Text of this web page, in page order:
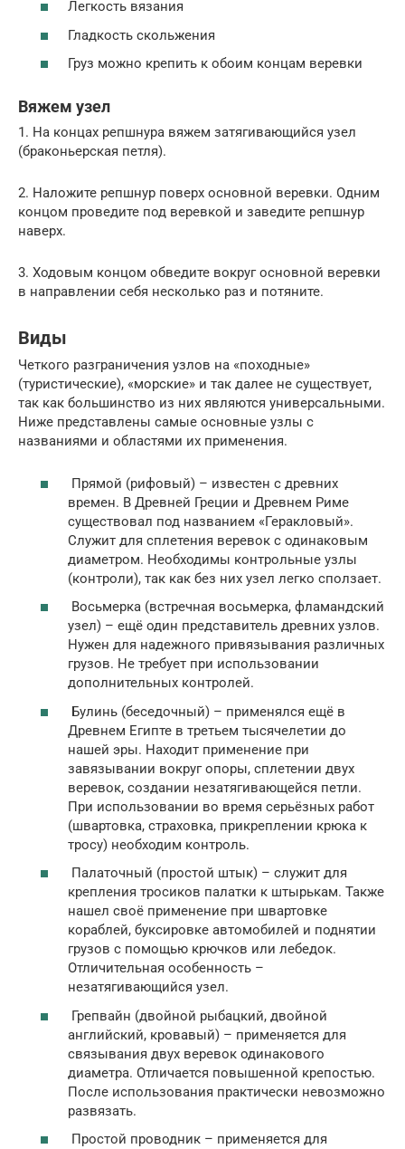
Легкость вязания
Гладкость скольжения
Груз можно крепить к обоим концам веревки
Вяжем узел
1. На концах репшнура вяжем затягивающийся узел
(браконьерская петля).
2. Наложите репшнур поверх основной веревки. Одним
концом проведите под веревкой и заведите репшнур
наверх.
3. Ходовым концом обведите вокруг основной веревки
в направлении себя несколько раз и потяните.
Виды
Четкого разграничения узлов на «походные»
(туристические), «морские» и так далее не существует,
так как большинство из них являются универсальными.
Ниже представлены самые основные узлы с
названиями и областями их применения.
Прямой (рифовый) – известен с древних
времен. В Древней Греции и Древнем Риме
существовал под названием «Геракловый».
Служит для сплетения веревок с одинаковым
диаметром. Необходимы контрольные узлы
(контроли), так как без них узел легко сползает.
Восьмерка (встречная восьмерка, фламандский
узел) – ещё один представитель древних узлов.
Нужен для надежного привязывания различных
грузов. Не требует при использовании
дополнительных контролей.
Булинь (беседочный) – применялся ещё в
Древнем Египте в третьем тысячелетии до
нашей эры. Находит применение при
завязывании вокруг опоры, сплетении двух
веревок, создании незатягивающейся петли.
При использовании во время серьёзных работ
(швартовка, страховка, прикреплении крюка к
тросу) необходим контроль.
Палаточный (простой штык) – служит для
крепления тросиков палатки к штырькам. Также
нашел своё применение при швартовке
кораблей, буксировке автомобилей и поднятии
грузов с помощью крючков или лебедок.
Отличительная особенность –
незатягивающийся узел.
Грепвайн (двойной рыбацкий, двойной
английский, кровавый) – применяется для
связывания двух веревок одинакового
диаметра. Отличается повышенной крепостью.
После использования практически невозможно
развязать.
Простой проводник – применяется для